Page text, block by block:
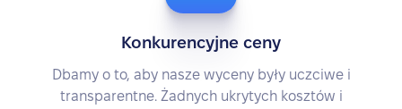
Konkurencyjne ceny
Dbamy o to, aby nasze wyceny były uczciwe i
transparentne. Żadnych ukrytych kosztów i